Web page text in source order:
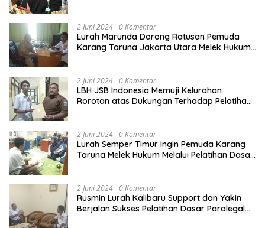
2 Juni 2024 0 Komentar
Lurah Marunda Dorong Ratusan Pemuda
Karang Taruna Jakarta Utara Melek Hukum
2 Juni 2024 0 Komentar
LBH JSB Indonesia Memuji Kelurahan
Rorotan atas Dukungan Terhadap Pelatihan
2 Juni 2024 0 Komentar
Lurah Semper Timur Ingin Pemuda Karang
Taruna Melek Hukum Melalui Pelatihan Dasar
2 Juni 2024 0 Komentar
Rusmin Lurah Kalibaru Support dan Yakin
Berjalan Sukses Pelatihan Dasar Paralegal